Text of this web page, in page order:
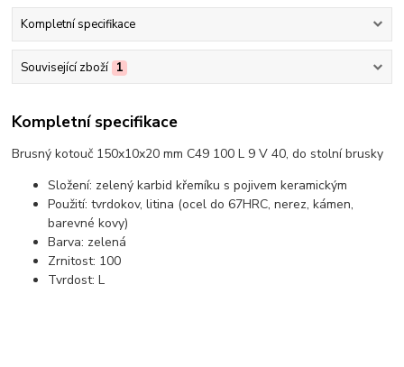
Kompletní specifikace
Související zboží 1
Kompletní specifikace
Brusný kotouč 150x10x20 mm C49 100 L 9 V 40, do stolní brusky
Složení: zelený karbid křemíku s pojivem keramickým
Použití: tvrdokov, litina (ocel do 67HRC, nerez, kámen,
barevné kovy)
Barva: zelená
Zrnitost: 100
Tvrdost: L